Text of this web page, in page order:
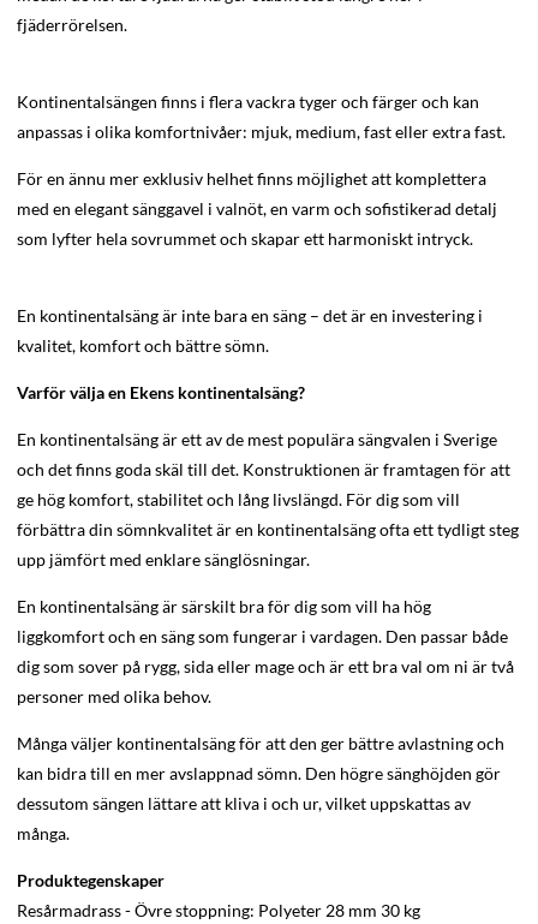
fjäderrörelsen.
Kontinentalsängen finns i flera vackra tyger och färger och kan
anpassas i olika komfortnivåer: mjuk, medium, fast eller extra fast.
För en ännu mer exklusiv helhet finns möjlighet att komplettera
med en elegant sänggavel i valnöt, en varm och sofistikerad detalj
som lyfter hela sovrummet och skapar ett harmoniskt intryck.
En kontinentalsäng är inte bara en säng – det är en investering i
kvalitet, komfort och bättre sömn.
Varför välja en Ekens kontinentalsäng?
En kontinentalsäng är ett av de mest populära sängvalen i Sverige
och det finns goda skäl till det. Konstruktionen är framtagen för att
ge hög komfort, stabilitet och lång livslängd. För dig som vill
förbättra din sömnkvalitet är en kontinentalsäng ofta ett tydligt steg
upp jämfört med enklare sänglösningar.
En kontinentalsäng är särskilt bra för dig som vill ha hög
liggkomfort och en säng som fungerar i vardagen. Den passar både
dig som sover på rygg, sida eller mage och är ett bra val om ni är två
personer med olika behov.
Många väljer kontinentalsäng för att den ger bättre avlastning och
kan bidra till en mer avslappnad sömn. Den högre sänghöjden gör
dessutom sängen lättare att kliva i och ur, vilket uppskattas av
många.
Produktegenskaper
Resårmadrass - Övre stoppning: Polyeter 28 mm 30 kg